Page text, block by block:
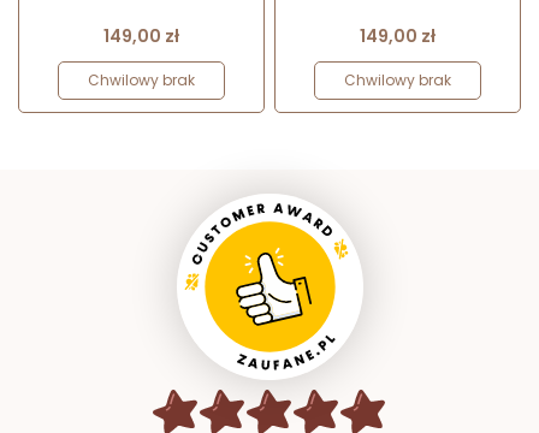
Cena
149,00 zł
Chwilowy brak
Cena
149,00 zł
Chwilowy brak